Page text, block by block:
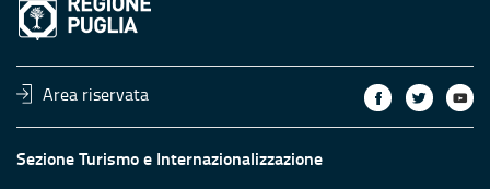
Area riservata
Sezione Turismo e Internazionalizzazione